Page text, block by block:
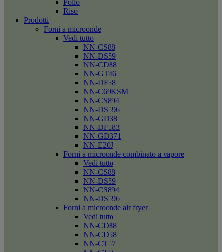
Pollo
Riso
Prodotti
Forni a microonde
Vedi tutto
NN-CS88
NN-DS59
NN-CD88
NN-GT46
NN-DF38
NN-C69KSM
NN-CS894
NN-DS596
NN-GD38
NN-DF383
NN-GD371
NN-E20J
Forni a microonde combinato a vapore
Vedi tutto
NN-CS88
NN-DS59
NN-CS894
NN-DS596
Forni a microonde air fryer
Vedi tutto
NN-CD88
NN-CD58
NN-CT57